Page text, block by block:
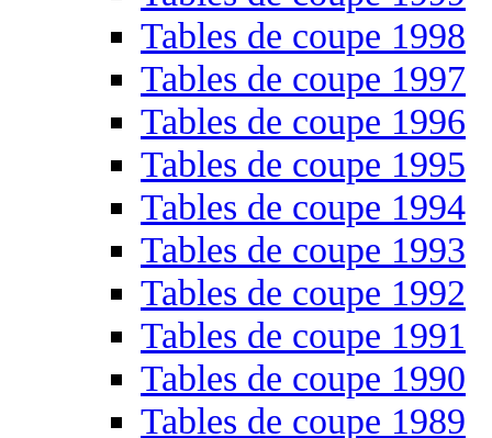
Tables de coupe 1998
Tables de coupe 1997
Tables de coupe 1996
Tables de coupe 1995
Tables de coupe 1994
Tables de coupe 1993
Tables de coupe 1992
Tables de coupe 1991
Tables de coupe 1990
Tables de coupe 1989